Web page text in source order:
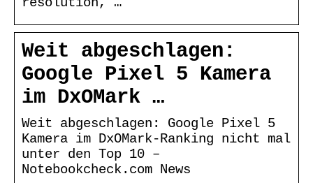
Weit abgeschlagen:
Google Pixel 5 Kamera
im DxOMark …
Weit abgeschlagen: Google Pixel 5
Kamera im DxOMark-Ranking nicht mal
unter den Top 10 –
Notebookcheck.com News